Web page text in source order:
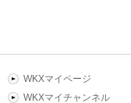
WKXマイページ
WKXマイチャンネル